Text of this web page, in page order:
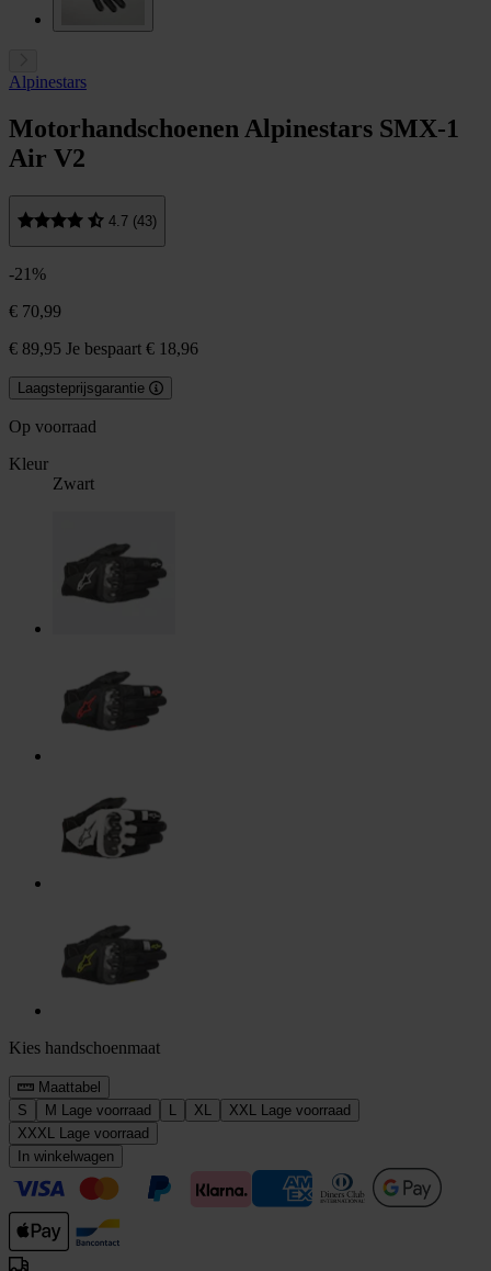
Alpinestars
Motorhandschoenen Alpinestars SMX-1
Air V2
4.7 (43)
-21%
€ 70,99
€ 89,95 Je bespaart € 18,96
Laagsteprijsgarantie
Op voorraad
Kleur
Zwart
Kies handschoenmaat
Maattabel
S
M Lage voorraad L XL XXL Lage voorraad
XXXL Lage voorraad
In winkelwagen